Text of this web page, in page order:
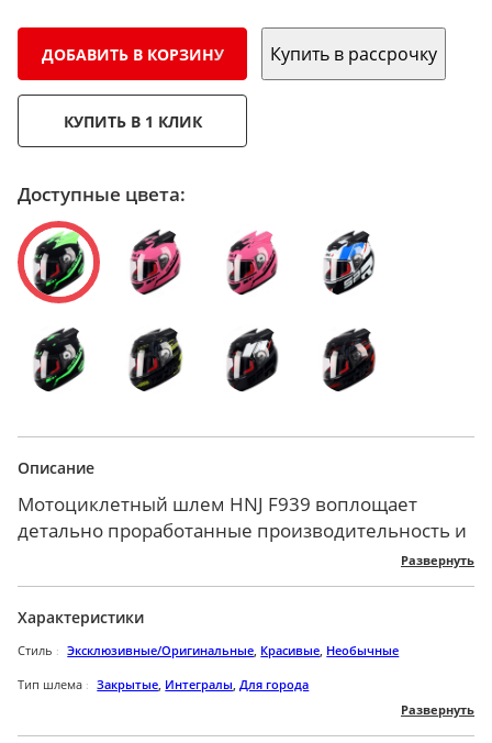
ДОБАВИТЬ В КОРЗИНУ Купить в рассрочку
КУПИТЬ В 1 КЛИК
Доступные цвета:
Описание
Мотоциклетный шлем HNJ F939 воплощает
детально проработанные производительность и
креативный дизайн. Его облегченный профиль
подарит комфорт во время скоростного
модели изготовлена из высококачественного
плотного АБС-пластика, чьи свойства
обеспечивают максимальную ударопрочность и
Развернуть
Характеристики
Стиль Эксклюзивные/Оригинальные, Красивые, Необычные
Тип шлема Закрытые, Интегралы,Для города
Развернуть